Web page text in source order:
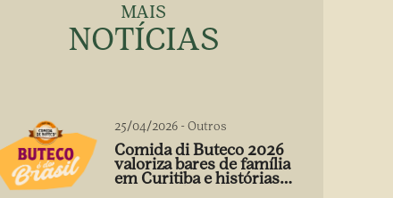
MAIS
NOTÍCIAS
25/04/2026 -Outros
Comida di Buteco 2026
valoriza bares de família
em Curitiba e histórias